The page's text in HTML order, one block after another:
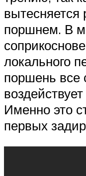
поршнем. В
локального
поршень все
Именно это
первых